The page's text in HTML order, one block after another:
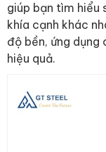
giúp bạn tìm hiểu
khía cạnh khác
độ bền, ứng dụng
hiệu quả.